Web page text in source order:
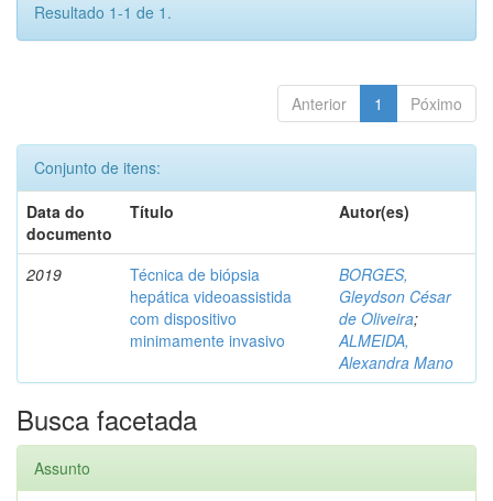
Resultado 1-1 de 1.
Anterior 1 Póximo
Conjunto de itens:
Data do
documento
Título Autor(es)
2019
Técnica de biópsia
hepática videoassistida
com dispositivo
minimamente invasivo
BORGES,
Gleydson César
de Oliveira;
ALMEIDA,
Alexandra Mano
Busca facetada
Assunto